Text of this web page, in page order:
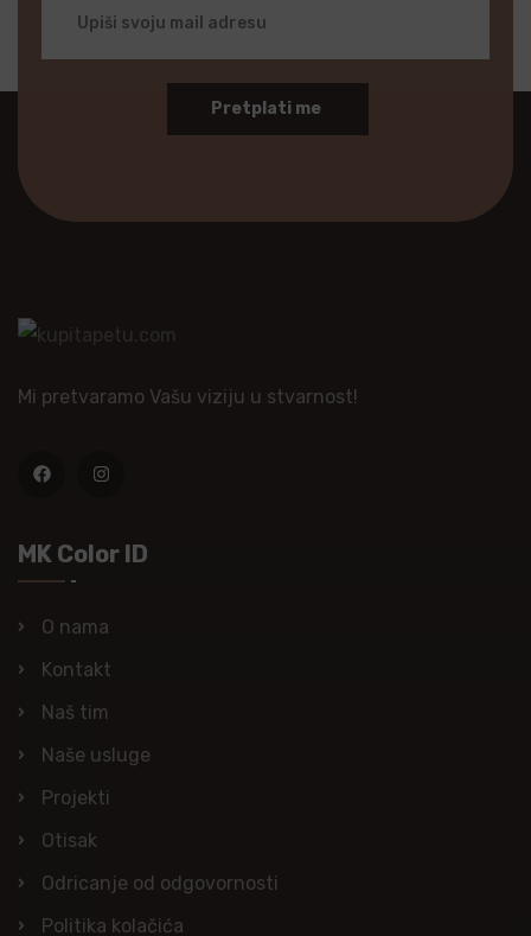
Pretplati me
Mi pretvaramo Vašu viziju u stvarnost!
MK Color ID
O nama
Kontakt
Naš tim
Naše usluge
Projekti
Otisak
Odricanje od odgovornosti
Politika kolačića